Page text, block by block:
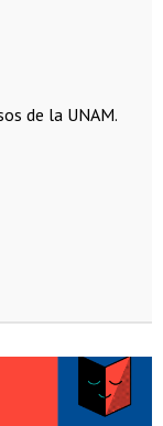
de la UNAM.